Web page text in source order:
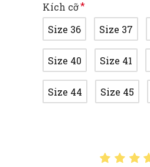
Kích cỡ
Size 36
Size 37
Size 40 Size 41
Size 44 Size 45